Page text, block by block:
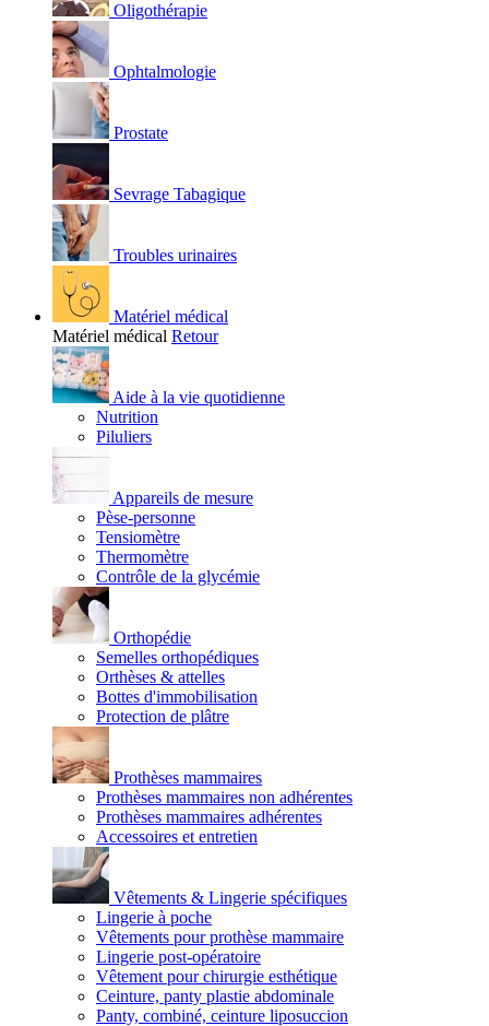
Oligothérapie
Ophtalmologie
Prostate
Sevrage Tabagique
Troubles urinaires
Matériel médical
Matériel médical Retour
Aide à la vie quotidienne
Nutrition
Piluliers
Appareils de mesure
Pèse-personne
Tensiomètre
Thermomètre
Contrôle de la glycémie
Orthopédie
Semelles orthopédiques
Orthèses & attelles
Bottes d'immobilisation
Protection de plâtre
Prothèses mammaires
Prothèses mammaires non adhérentes
Prothèses mammaires adhérentes
Accessoires et entretien
Vêtements & Lingerie spécifiques
Lingerie à poche
Vêtements pour prothèse mammaire
Lingerie post-opératoire
Vêtement pour chirurgie esthétique
Ceinture, panty plastie abdominale
Panty, combiné, ceinture liposuccion